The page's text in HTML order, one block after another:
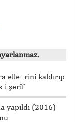
elle- rini kaldırıp
i şerîf
yapıldı (2016)